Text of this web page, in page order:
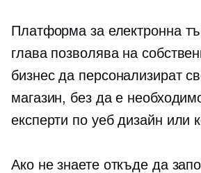
Платформа за електронна
глава позволява на
бизнес да персонализират
магазин, без да е
експерти по уеб дизайн или
Ако не знаете откъде да